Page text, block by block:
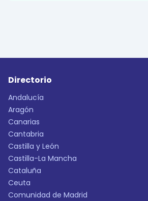
Directorio
Andalucía
Aragón
Canarias
Cantabria
Castilla y León
Castilla-La Mancha
Cataluña
Ceuta
Comunidad de Madrid